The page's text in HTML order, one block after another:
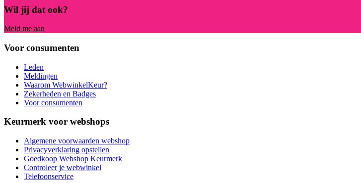
Wil jij dat ook?
Meld me aan
Voor consumenten
Leden
Meldingen
Waarom WebwinkelKeur?
Zekerheden en Badges
Voor consumenten
Keurmerk voor webshops
Algemene voorwaarden webshop
Privacyverklaring opstellen
Goedkoop Webshop Keurmerk
Controleer je webwinkel
Telefoonservice